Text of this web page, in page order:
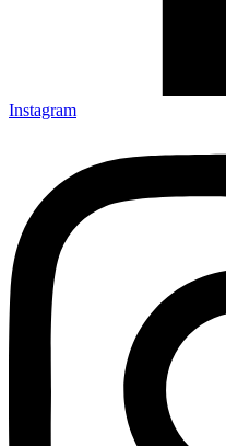
Instagram